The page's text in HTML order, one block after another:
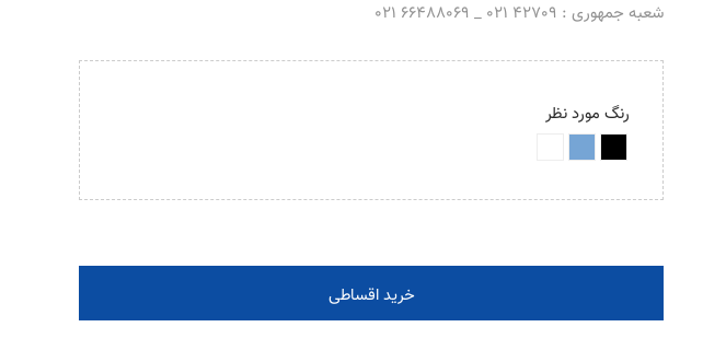
شعبه جمهوری : 42709 021 _ 66488069 021
رنگ مورد نظر
خرید اقساطی